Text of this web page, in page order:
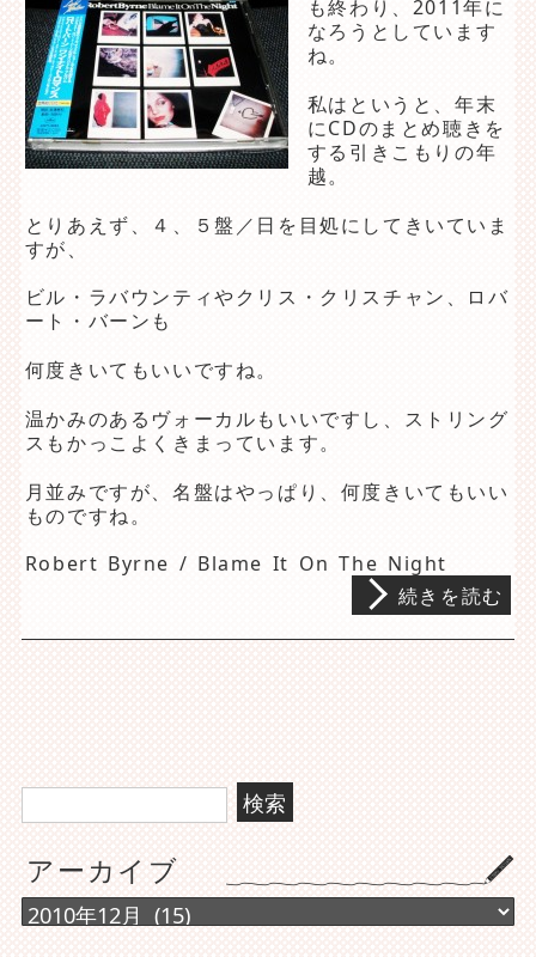
も終わり、2011年に
なろうとしています
ね。
私はというと、年末
にCDのまとめ聴きを
する引きこもりの年
越。
とりあえず、４、５盤／日を目処にしてきいていま
すが、
ビル・ラバウンティやクリス・クリスチャン、ロバ
ート・バーンも
何度きいてもいいですね。
温かみのあるヴォーカルもいいですし、ストリング
スもかっこよくきまっています。
月並みですが、名盤はやっぱり、何度きいてもいい
ものですね。
Robert Byrne / Blame It On The Night
続きを読む
検
索:
アーカイブ
ア
ー